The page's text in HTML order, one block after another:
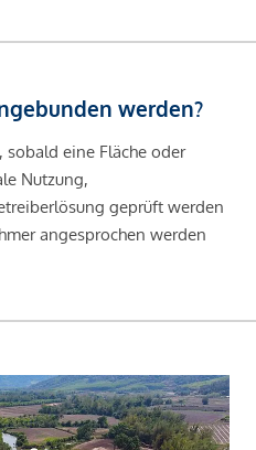
werden?
eine Fläche oder
Nutzung,
geprüft werden
angesprochen werden